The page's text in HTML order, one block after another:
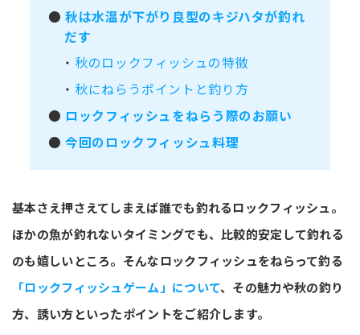
●秋は水温が下がり良型のキジハタが釣れ
だす
・ 秋のロックフィッシュの特徴
・ 秋にねらうポイントと釣り方
● ロックフィッシュをねらう際のお願い
●今回のロックフィッシュ料理
基本さえ押さえてしまえば誰でも釣れるロックフィッシュ。
ほかの魚が釣れないタイミングでも、比較的安定して釣れる
のも嬉しいところ。そんなロックフィッシュをねらって釣る
「ロックフィッシュゲーム」について、その魅力や秋の釣り
方、誘い方といったポイントをご紹介します。